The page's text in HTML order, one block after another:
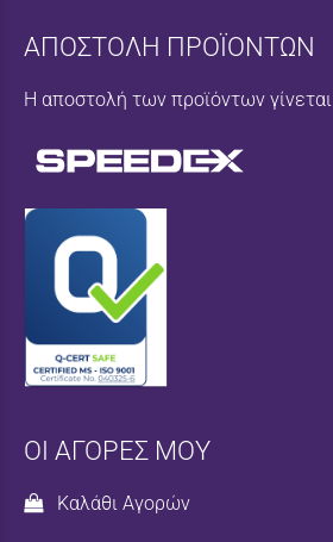
ΑΠΟΣΤΟΛΗ ΠΡΟΪΟΝΤΩΝ
Η αποστολή των προϊόντων
ΟΙ ΑΓΟΡΕΣ ΜΟΥ
Καλάθι Αγορών